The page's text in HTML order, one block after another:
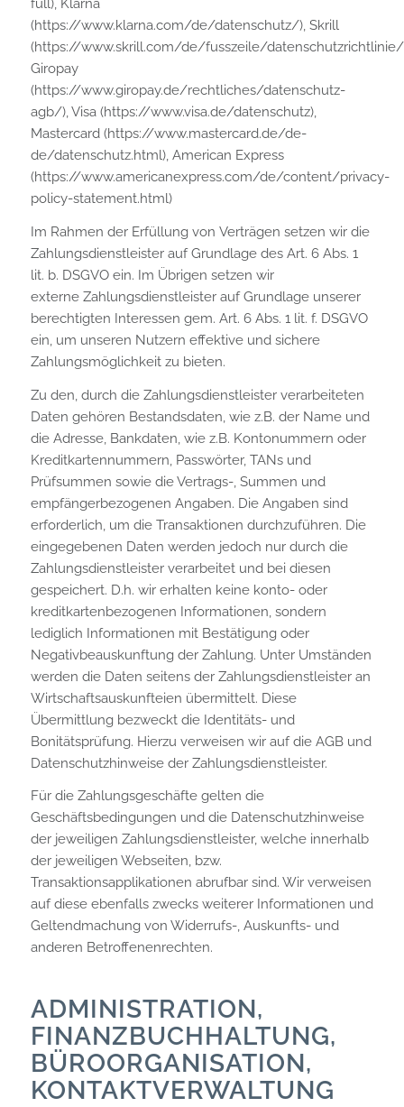
full), Klarna
(https://www.klarna.com/de/datenschutz/), Skrill
(https://www.skrill.com/de/fusszeile/datenschutzrichtlinie/
Giropay
(https://www.giropay.de/rechtliches/datenschutz-
agb/), Visa (https://www.visa.de/datenschutz),
Mastercard (https://www.mastercard.de/de-
de/datenschutz.html), American Express
(https://www.americanexpress.com/de/content/privacy-
policy-statement.html)
Im Rahmen der Erfüllung von Verträgen setzen wir die
Zahlungsdienstleister auf Grundlage des Art. 6 Abs. 1
lit. b. DSGVO ein. Im Übrigen setzen wir
externe Zahlungsdienstleister auf Grundlage unserer
berechtigten Interessen gem. Art. 6 Abs. 1 lit. f. DSGVO
ein, um unseren Nutzern effektive und sichere
Zahlungsmöglichkeit zu bieten.
Zu den, durch die Zahlungsdienstleister verarbeiteten
Daten gehören Bestandsdaten, wie z.B. der Name und
die Adresse, Bankdaten, wie z.B. Kontonummern oder
Kreditkartennummern, Passwörter, TANs und
Prüfsummen sowie die Vertrags-, Summen und
empfängerbezogenen Angaben. Die Angaben sind
erforderlich, um die Transaktionen durchzuführen. Die
eingegebenen Daten werden jedoch nur durch die
Zahlungsdienstleister verarbeitet und bei diesen
gespeichert. D.h. wir erhalten keine konto- oder
kreditkartenbezogenen Informationen, sondern
lediglich Informationen mit Bestätigung oder
Negativbeauskunftung der Zahlung. Unter Umständen
werden die Daten seitens der Zahlungsdienstleister an
Wirtschaftsauskunfteien übermittelt. Diese
Übermittlung bezweckt die Identitäts- und
Bonitätsprüfung. Hierzu verweisen wir auf die AGB und
Datenschutzhinweise der Zahlungsdienstleister.
Für die Zahlungsgeschäfte gelten die
Geschäftsbedingungen und die Datenschutzhinweise
der jeweiligen Zahlungsdienstleister, welche innerhalb
der jeweiligen Webseiten, bzw.
Transaktionsapplikationen abrufbar sind. Wir verweisen
auf diese ebenfalls zwecks weiterer Informationen und
Geltendmachung von Widerrufs-, Auskunfts- und
anderen Betroffenenrechten.
ADMINISTRATION,
FINANZBUCHHALTUNG,
BÜROORGANISATION,
KONTAKTVERWALTUNG